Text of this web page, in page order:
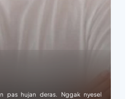
pas hujan deras. Nggak nyesel